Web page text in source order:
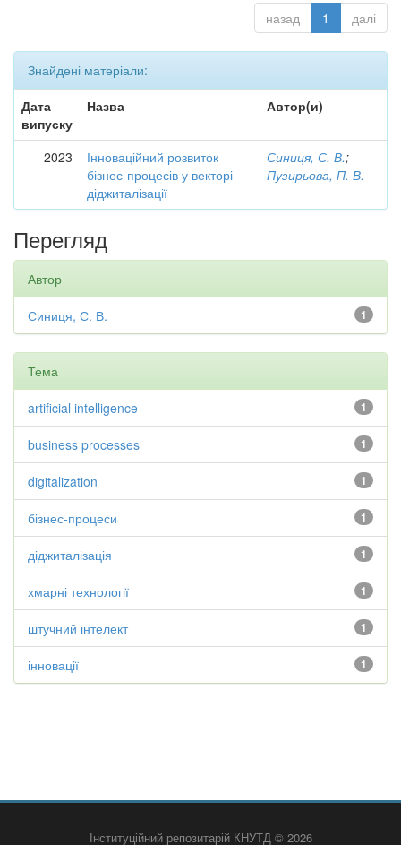
назад 1 далі
Знайдені матеріали:
Дата
випуску
Назва Автор(и)
2023
Інноваційний розвиток
бізнес-процесів у векторі
діджиталізації
Синиця, С. В.;
Пузирьова, П. В.
Перегляд
Автор
1
Синиця, С. В.
Тема
1
artificial intelligence
1
business processes
1
digitalization
1
бізнес-процеси
1
діджиталізація
1
хмарні технології
1
штучний інтелект
1
інновації
Інституційний репозитарій КНУТД © 2026